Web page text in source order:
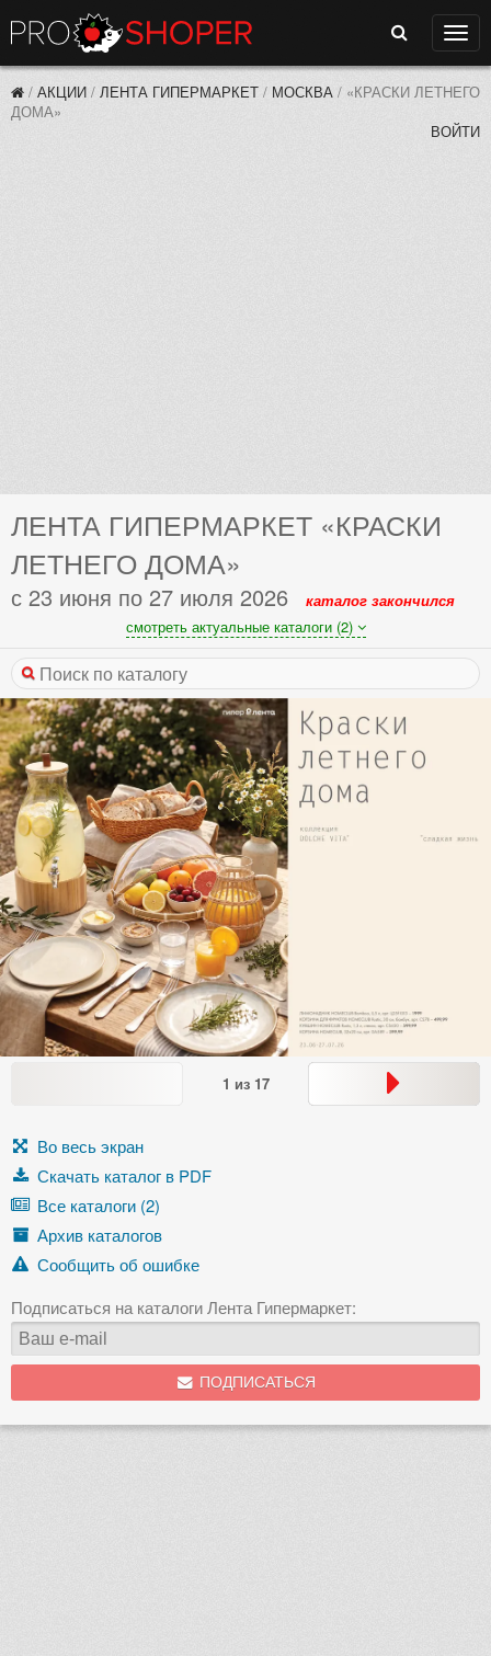
Поиск
/ АКЦИИ / ЛЕНТА ГИПЕРМАРКЕТ / МОСКВА / «КРАСКИ ЛЕТНЕГО
ДОМА»
ВОЙТИ
ЛЕНТА ГИПЕРМАРКЕТ «КРАСКИ
ЛЕТНЕГО ДОМА»
с 23 июня по 27 июля 2026
каталог закончился
смотреть актуальные каталоги (2)
1 из 17
Во весь экран
Скачать каталог в PDF
Все каталоги (2)
Архив каталогов
Сообщить об ошибке
Подписаться на каталоги Лента Гипермаркет:
ПОДПИСАТЬСЯ